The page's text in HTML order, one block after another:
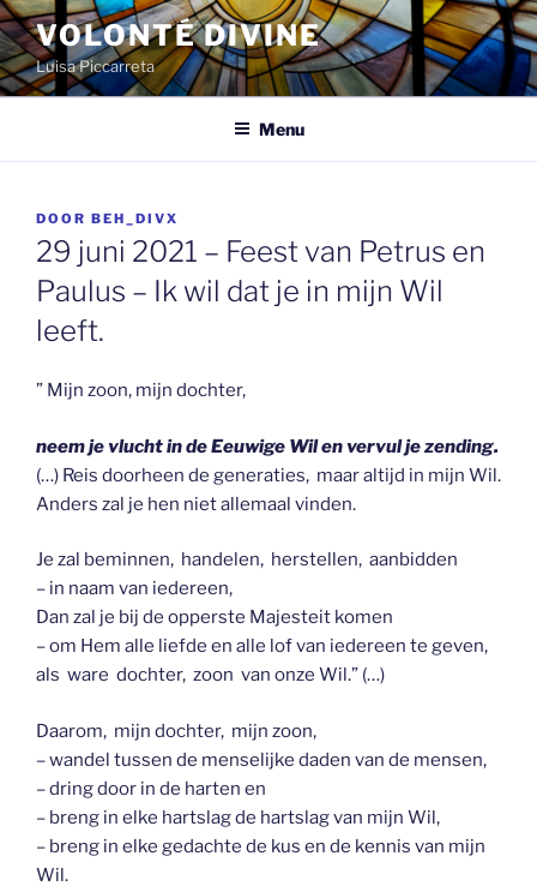
Spring
naar
de
inhoud
VOLONTÉ DIVINE
Luisa Piccarreta
Menu
GEPLAATST
OP
DOOR BEH_DIVX
29 juni 2021 – Feest van Petrus en
Paulus – Ik wil dat je in mijn Wil
leeft.
” Mijn zoon, mijn dochter,
neem je vlucht in de Eeuwige Wil en vervul je zending.
(…) Reis doorheen de generaties, maar altijd in mijn Wil.
Anders zal je hen niet allemaal vinden.
Je zal beminnen, handelen, herstellen, aanbidden
– in naam van iedereen,
Dan zal je bij de opperste Majesteit komen
– om Hem alle liefde en alle lof van iedereen te geven,
als ware dochter, zoon van onze Wil.” (…)
Daarom, mijn dochter, mijn zoon,
– wandel tussen de menselijke daden van de mensen,
– dring door in de harten en
– breng in elke hartslag de hartslag van mijn Wil,
– breng in elke gedachte de kus en de kennis van mijn
Wil.